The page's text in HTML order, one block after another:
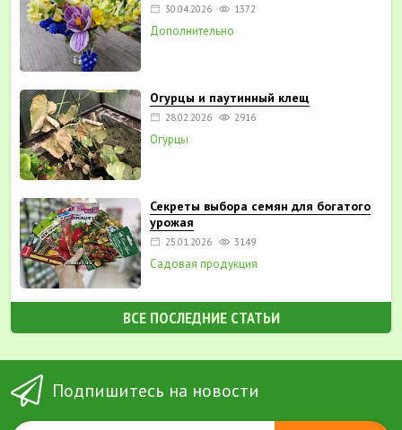
30.04.2026 1372
Дополнительно
Огурцы и паутинный клещ
28.02.2026 2916
Огурцы
Секреты выбора семян для богатого
урожая
25.01.2026 3149
Садовая продукция
ВСЕ ПОСЛЕДНИЕ СТАТЬИ
Подпишитесь на новости